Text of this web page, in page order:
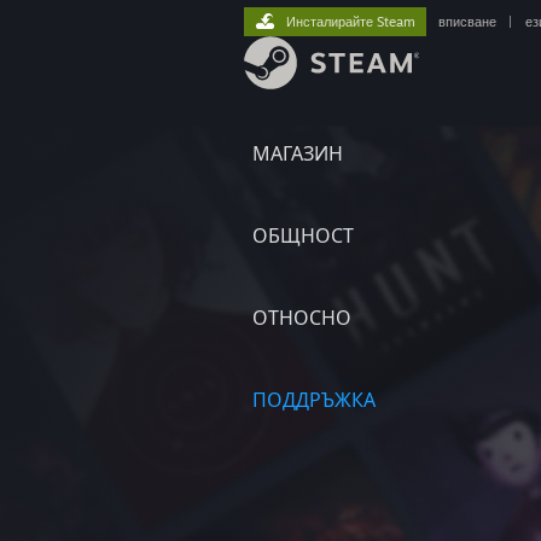
МАГАЗИН
ОБЩНОСТ
ОТНОСНО
ПОДДРЪЖКА
Инсталирайте Steam вписване